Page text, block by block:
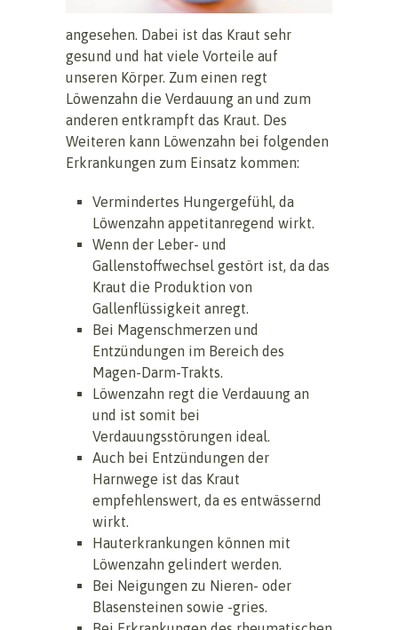
angesehen. Dabei ist das Kraut sehr
gesund und hat viele Vorteile auf
unseren Körper. Zum einen regt
Löwenzahn die Verdauung an und zum
anderen entkrampft das Kraut. Des
Weiteren kann Löwenzahn bei folgenden
Erkrankungen zum Einsatz kommen:
Vermindertes Hungergefühl, da
Löwenzahn appetitanregend wirkt.
Wenn der Leber- und
Gallenstoffwechsel gestört ist, da das
Kraut die Produktion von
Gallenflüssigkeit anregt.
Bei Magenschmerzen und
Entzündungen im Bereich des
Magen-Darm-Trakts.
Löwenzahn regt die Verdauung an
und ist somit bei
Verdauungsstörungen ideal.
Auch bei Entzündungen der
Harnwege ist das Kraut
empfehlenswert, da es entwässernd
wirkt.
Hauterkrankungen können mit
Löwenzahn gelindert werden.
Bei Neigungen zu Nieren- oder
Blasensteinen sowie -gries.